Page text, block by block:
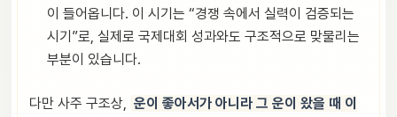
이 들어옵니다. 이 시기는 “경쟁 속에서 실력이 검증되는
시기”로, 실제로 국제대회 성과와도 구조적으로 맞물리는
부분이 있습니다.
다만 사주 구조상, 운이 좋아서가 아니라 그 운이 왔을 때 이